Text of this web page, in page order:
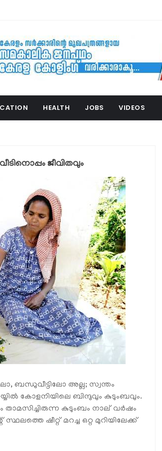
HEALTH JOBS VIDEOS
ജീവിതവും
ബന്ധുവീട്ടിലോ അല്ല; സ്വന്തം
കോളനിയിലെ ബിന്ദുവും കുടുംബവും.
താമസിച്ചിരുന്ന കുടുംബം നാല് വര്‍ഷം
ഷീറ്റ് മറച്ച ഒറ്റ മുറിയിലേക്ക്